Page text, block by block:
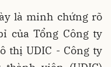
là minh chứng rõ
của Tổng Công ty
thị UDIC - Công ty